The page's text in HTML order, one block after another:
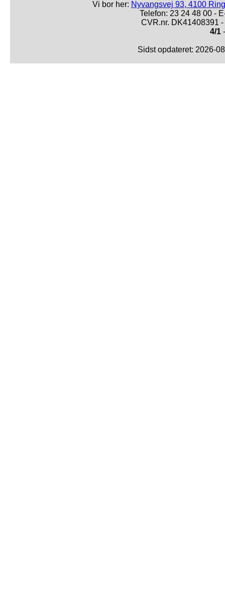
Vi bor her: Nyvangsvej 93, 4100
Telefon: 23 24 48 00 -
CVR.nr. DK41408391
4/1
Sidst opdateret: 2026-